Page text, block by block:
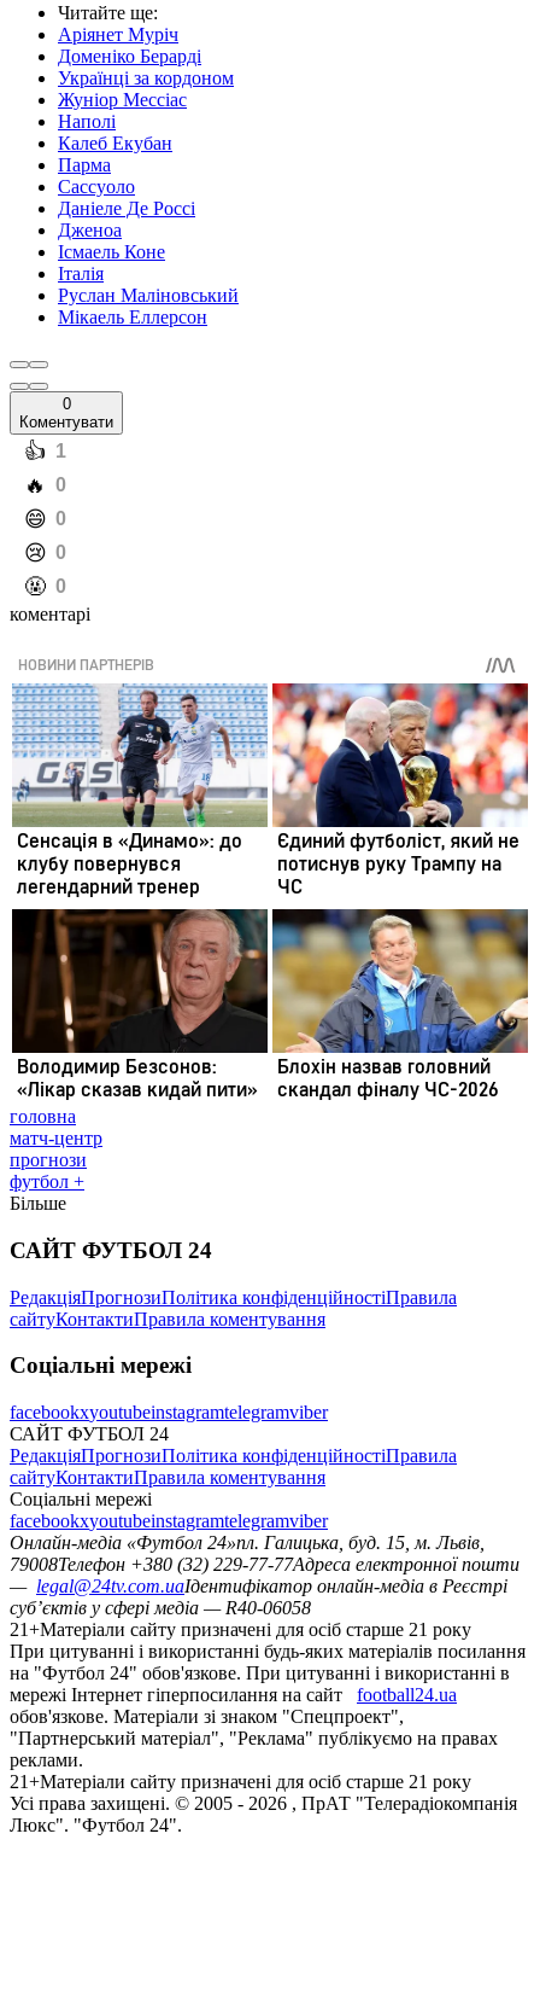
Читайте ще:
Аріянет Муріч
Доменіко Берарді
Українці за кордоном
Жуніор Мессіас
Наполі
Калеб Екубан
Парма
Сассуоло
Даніеле Де Россі
Дженоа
Ісмаель Коне
Італія
Руслан Маліновський
Мікаель Еллерсон
0
Коментувати
️👍 1
️🔥 0
️😄 0
️😢 0
️🤬 0
коментарі
головна
матч-центр
прогнози
футбол +
Більше
САЙТ ФУТБОЛ 24
РедакціяПрогнозиПолітика конфіденційностіПравила
сайтуКонтактиПравила коментування
Соціальні мережі
facebookxyoutubeinstagramtelegramviber
САЙТ ФУТБОЛ 24
РедакціяПрогнозиПолітика конфіденційностіПравила
сайтуКонтактиПравила коментування
Соціальні мережі
facebookxyoutubeinstagramtelegramviber
Онлайн-медіа «Футбол 24»пл. Галицька, буд. 15, м. Львів,
79008Телефон +380 (32) 229-77-77Адреса електронної пошти
— legal@24tv.com.uaІдентифікатор онлайн-медіа в Реєстрі
суб’єктів у сфері медіа — R40-06058
21+Матеріали сайту призначені для осіб старше 21 року
При цитуванні і використанні будь-яких матеріалів посилання
на "Футбол 24" обов'язкове. При цитуванні і використанні в
мережі Інтернет гіперпосилання на сайт
football24.ua
обов'язкове. Матеріали зі знаком "Спецпроект",
"Партнерський матеріал", "Реклама" публікуємо на правах
реклами.
21+Матеріали сайту призначені для осіб старше 21 року
Усi права захищенi. © 2005 - 2026 , ПрАТ "Телерадіокомпанія
Люкс". "Футбол 24".